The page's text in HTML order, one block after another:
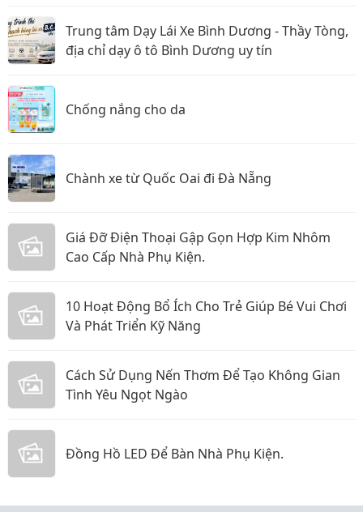
Trung tâm Dạy Lái Xe Bình Dương - Thầy Tòng,
địa chỉ dạy ô tô Bình Dương uy tín
Chống nắng cho da
Chành xe từ Quốc Oai đi Đà Nẵng
Giá Đỡ Điện Thoại Gập Gọn Hợp Kim Nhôm
Cao Cấp Nhà Phụ Kiện.
10 Hoạt Động Bổ Ích Cho Trẻ Giúp Bé Vui Chơi
Và Phát Triển Kỹ Năng
Cách Sử Dụng Nến Thơm Để Tạo Không Gian
Tình Yêu Ngọt Ngào
Đồng Hồ LED Để Bàn Nhà Phụ Kiện.